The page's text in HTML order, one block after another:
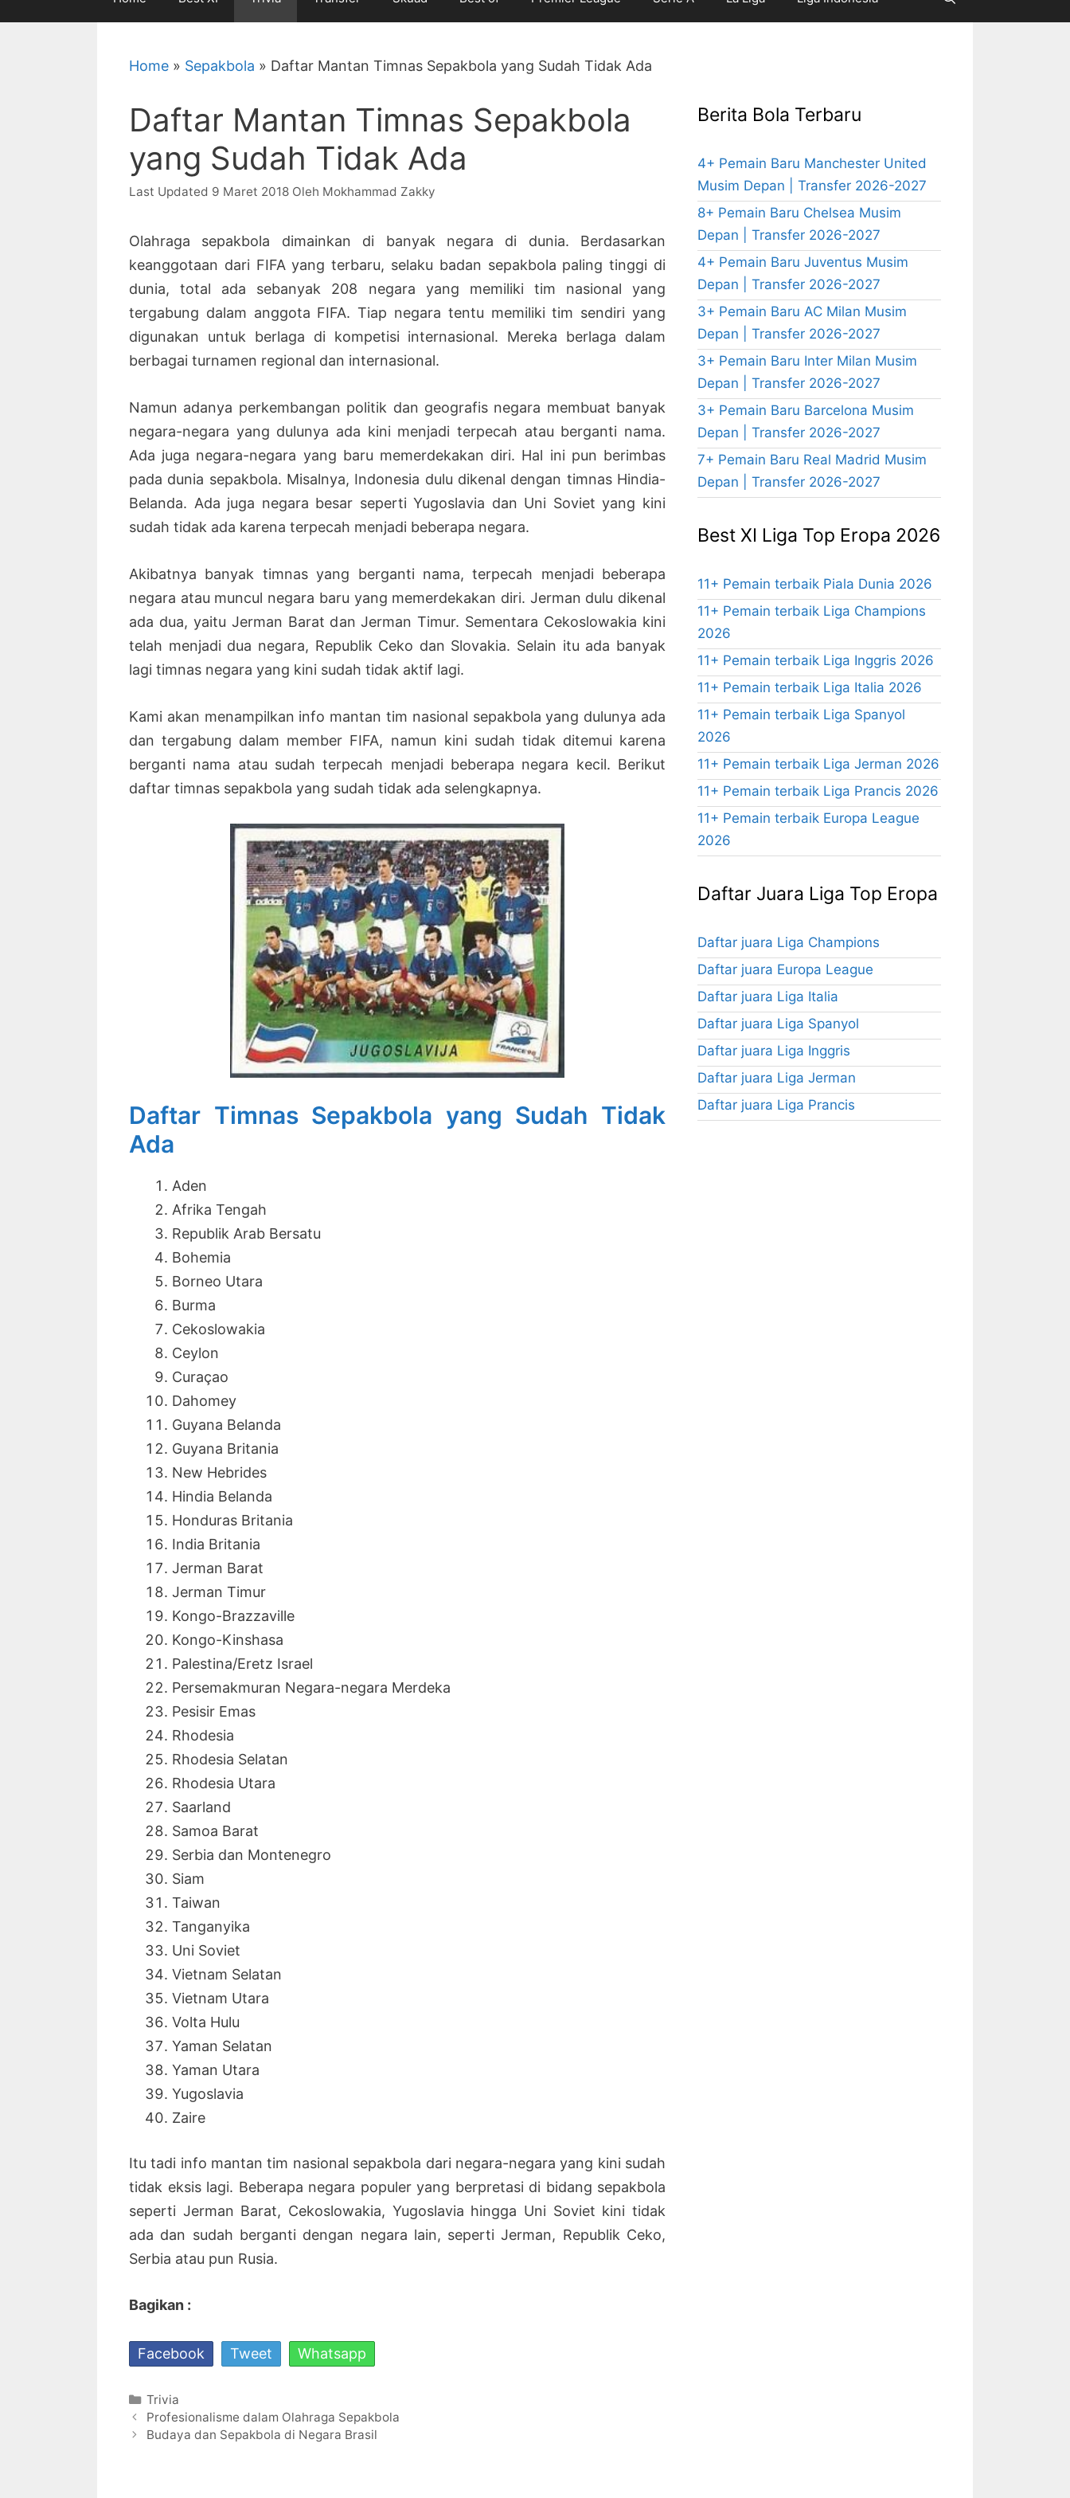
Home » Sepakbola » Daftar Mantan Timnas Sepakbola yang Sudah Tidak Ada
Daftar Mantan Timnas Sepakbola
yang Sudah Tidak Ada
9 Maret 2018 Oleh Mokhammad Zakky
Olahraga sepakbola dimainkan di banyak negara di dunia. Berdasarkan
keanggotaan dari FIFA yang terbaru, selaku badan sepakbola paling tinggi di
dunia, total ada sebanyak 208 negara yang memiliki tim nasional yang
tergabung dalam anggota FIFA. Tiap negara tentu memiliki tim sendiri yang
digunakan untuk berlaga di kompetisi internasional. Mereka berlaga dalam
berbagai turnamen regional dan internasional.
Namun adanya perkembangan politik dan geografis negara membuat banyak
negara-negara yang dulunya ada kini menjadi terpecah atau berganti nama.
Ada juga negara-negara yang baru memerdekakan diri. Hal ini pun berimbas
pada dunia sepakbola. Misalnya, Indonesia dulu dikenal dengan timnas Hindia-
Belanda. Ada juga negara besar seperti Yugoslavia dan Uni Soviet yang kini
sudah tidak ada karena terpecah menjadi beberapa negara.
Akibatnya banyak timnas yang berganti nama, terpecah menjadi beberapa
negara atau muncul negara baru yang memerdekakan diri. Jerman dulu dikenal
ada dua, yaitu Jerman Barat dan Jerman Timur. Sementara Cekoslowakia kini
telah menjadi dua negara, Republik Ceko dan Slovakia. Selain itu ada banyak
lagi timnas negara yang kini sudah tidak aktif lagi.
Kami akan menampilkan info mantan tim nasional sepakbola yang dulunya ada
dan tergabung dalam member FIFA, namun kini sudah tidak ditemui karena
berganti nama atau sudah terpecah menjadi beberapa negara kecil. Berikut
daftar timnas sepakbola yang sudah tidak ada selengkapnya.
Daftar Timnas Sepakbola yang Sudah Tidak
Ada
Aden
Afrika Tengah
Republik Arab Bersatu
Bohemia
Borneo Utara
Burma
Cekoslowakia
Ceylon
Curaçao
Dahomey
Guyana Belanda
Guyana Britania
New Hebrides
Hindia Belanda
Honduras Britania
India Britania
Jerman Barat
Jerman Timur
Kongo-Brazzaville
Kongo-Kinshasa
Palestina/Eretz Israel
Persemakmuran Negara-negara Merdeka
Pesisir Emas
Rhodesia
Rhodesia Selatan
Rhodesia Utara
Saarland
Samoa Barat
Serbia dan Montenegro
Siam
Taiwan
Tanganyika
Uni Soviet
Vietnam Selatan
Vietnam Utara
Volta Hulu
Yaman Selatan
Yaman Utara
Yugoslavia
Zaire
Itu tadi info mantan tim nasional sepakbola dari negara-negara yang kini sudah
tidak eksis lagi. Beberapa negara populer yang berpretasi di bidang sepakbola
seperti Jerman Barat, Cekoslowakia, Yugoslavia hingga Uni Soviet kini tidak
ada dan sudah berganti dengan negara lain, seperti Jerman, Republik Ceko,
Serbia atau pun Rusia.
Bagikan :
Facebook Tweet Whatsapp
Kategori
Trivia
Navigasi
Tulisan
Profesionalisme dalam Olahraga Sepakbola
Budaya dan Sepakbola di Negara Brasil
Berita Bola Terbaru
4+ Pemain Baru Manchester United
Musim Depan | Transfer 2026-2027
8+ Pemain Baru Chelsea Musim
Depan | Transfer 2026-2027
4+ Pemain Baru Juventus Musim
Depan | Transfer 2026-2027
3+ Pemain Baru AC Milan Musim
Depan | Transfer 2026-2027
3+ Pemain Baru Inter Milan Musim
Depan | Transfer 2026-2027
3+ Pemain Baru Barcelona Musim
Depan | Transfer 2026-2027
7+ Pemain Baru Real Madrid Musim
Depan | Transfer 2026-2027
Best XI Liga Top Eropa 2026
11+ Pemain terbaik Piala Dunia 2026
11+ Pemain terbaik Liga Champions
2026
11+ Pemain terbaik Liga Inggris 2026
11+ Pemain terbaik Liga Italia 2026
11+ Pemain terbaik Liga Spanyol
2026
11+ Pemain terbaik Liga Jerman 2026
11+ Pemain terbaik Liga Prancis 2026
11+ Pemain terbaik Europa League
2026
Daftar Juara Liga Top Eropa
Daftar juara Liga Champions
Daftar juara Europa League
Daftar juara Liga Italia
Daftar juara Liga Spanyol
Daftar juara Liga Inggris
Daftar juara Liga Jerman
Daftar juara Liga Prancis